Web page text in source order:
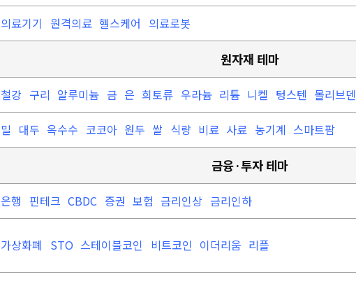
의료기기 원격의료 헬스케어 의료로봇
원자재 테마
철강 구리 알루미늄 금 은 희토류 우라늄 리튬 니켈 텅스텐 몰리브덴
밀 대두 옥수수 코코아 원두 쌀 식량 비료 사료 농기계 스마트팜
금융·투자 테마
은행 핀테크 CBDC 증권 보험 금리인상 금리인하
가상화폐 STO 스테이블코인 비트코인 이더리움 리플